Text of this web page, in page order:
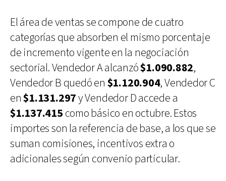
El área de ventas se compone de cuatro
categorías que absorben el mismo porcentaje
de incremento vigente en la negociación
sectorial. Vendedor A alcanzó$1.090.882,
Vendedor B quedó en $1.120.904, Vendedor C
en$1.131.297y Vendedor D accede a
$1.137.415 como básico en octubre. Estos
importes son la referencia de base, a los que se
suman comisiones, incentivos extra o
adicionales según convenio particular.